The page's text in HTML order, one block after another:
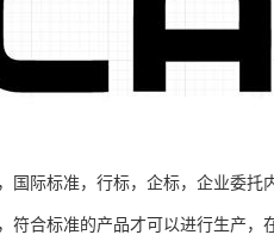
国际标准，行标，企标，企业委
合标准的产品才可以进行生产，